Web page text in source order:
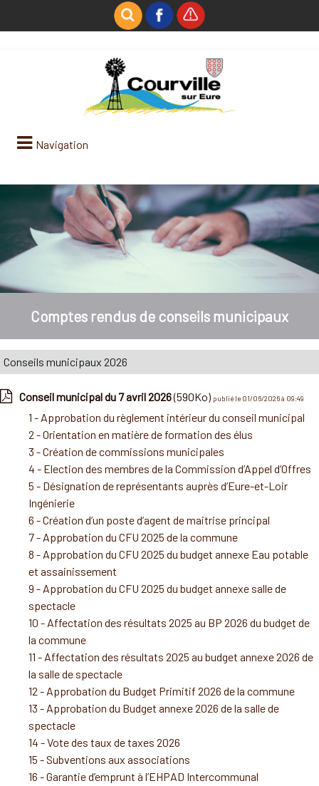
Navigation
Comptes rendus de conseils municipaux
Conseils municipaux 2026
Conseil municipal du 7 avril 2026(590Ko) publié le 01/06/2026 à 09:49
1 - Approbation du règlement intérieur du conseil municipal
2 - Orientation en matière de formation des élus
3 - Création de commissions municipales
4 - Election des membres de la Commission d’Appel d’Offres
5 - Désignation de représentants auprès d’Eure-et-Loir
Ingénierie
6 - Création d’un poste d’agent de maitrise principal
7 - Approbation du CFU 2025 de la commune
8 - Approbation du CFU 2025 du budget annexe Eau potable
et assainissement
9 - Approbation du CFU 2025 du budget annexe salle de
spectacle
10 - Affectation des résultats 2025 au BP 2026 du budget de
la commune
11 - Affectation des résultats 2025 au budget annexe 2026 de
la salle de spectacle
12 - Approbation du Budget Primitif 2026 de la commune
13 - Approbation du Budget annexe 2026 de la salle de
spectacle
14 - Vote des taux de taxes 2026
15 - Subventions aux associations
16 - Garantie d’emprunt à l’EHPAD Intercommunal